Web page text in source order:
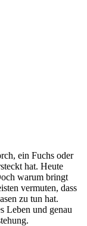
ein Fuchs oder
hat. Heute
warum bringt
vermuten, dass
zu tun hat.
Leben und genau